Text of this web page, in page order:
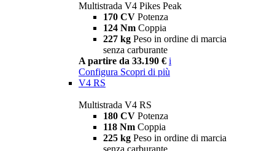
Multistrada V4 Pikes Peak
170 CV Potenza
124 Nm Coppia
227 kg Peso in ordine di marcia
senza carburante
A partire da 33.190 € i
Configura Scopri di più
V4 RS
Multistrada V4 RS
180 CV Potenza
118 Nm Coppia
225 kg Peso in ordine di marcia
senza carburante